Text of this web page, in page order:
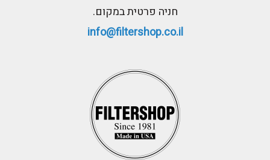
חניה פרטית במקום.
info@filtershop.co.il